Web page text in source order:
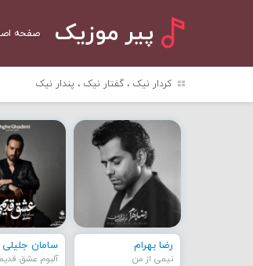
پیر موزیک صفحه
کردار نیک ، گفتار نیک ، پندار نیک
رضا بهرام
نیمی از من
سامان جلیلی
آلبوم عشق